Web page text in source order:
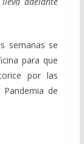
semanas se
para que
por las
de